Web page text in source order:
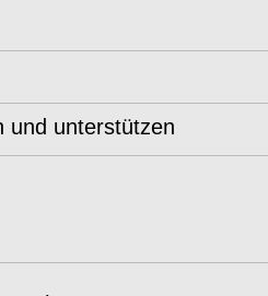
und unterstützen